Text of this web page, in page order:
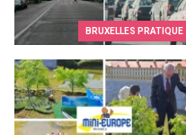
BRUXELLES PRATIQUE
L'Europe s'invite à Mini-